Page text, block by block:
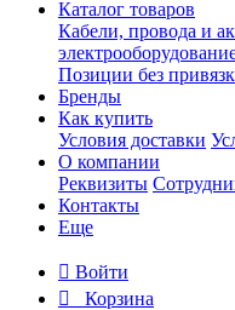
Каталог товаров
Кабели, провода и
Позиции без
Бренды
Как купить
Условия доставки
О компании
Реквизиты
Контакты
Еще
Войти
Корзина